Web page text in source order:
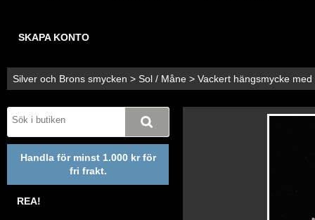
SKAPA KONTO
Silver och Brons smycken > Sol / Måne > Vackert hängsmycke
Handla för minst 1.000 kr för
fri frakt.
REA!